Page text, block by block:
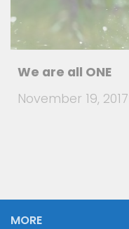
We are all ONE
November 19, 2017
MORE